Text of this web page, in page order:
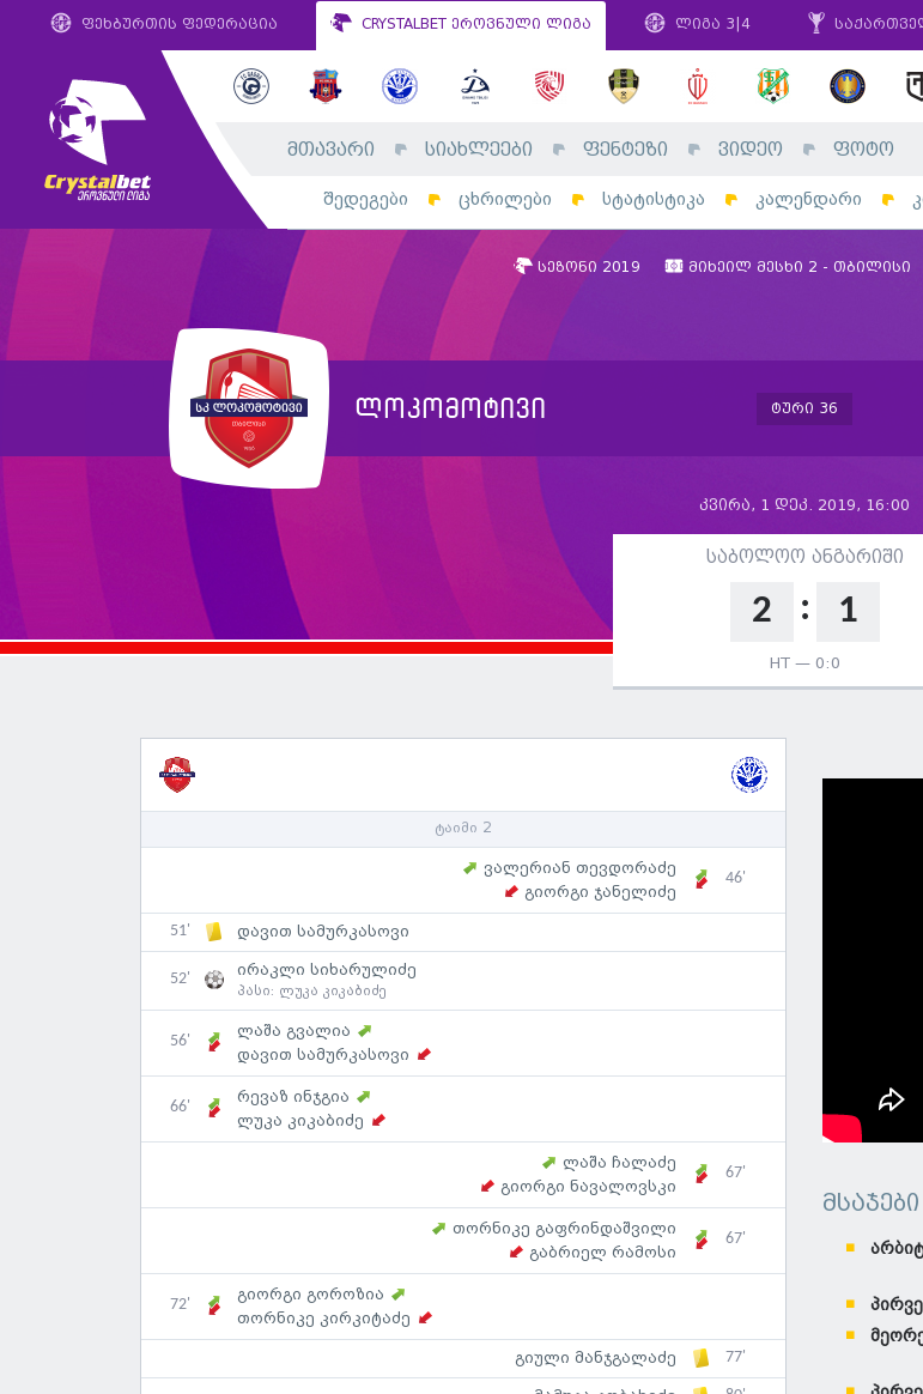
ფეხბურთის ფედერაცია CRYSTALBET ეროვნული ლიგა ლიგა 3|4
მთავარი სიახლეები ფენტეზი ვიდეო ფოტო
შედეგები ცხრილები სტატისტიკა კალენდარი
სეზონი 2019 მიხეილ მესხი 2 - თბილისი
ლოკომოტივი ტური 36
კვირა, 1 დეკ. 2019, 16:00
საბოლოო ანგარიში
2 : 1
HT — 0:0
ტაიმი 2
ვალერიან თევდორაძე
გიორგი ჯანელიძე
46'
51' დავით სამურკასოვი
52' ირაკლი სიხარულიძე
პასი: ლუკა კიკაბიძე
56'
ლაშა გვალია
დავით სამურკასოვი
66'
რევაზ ინჯგია
ლუკა კიკაბიძე
ლაშა ჩალაძე
გიორგი ნავალოვსკი
67'
თორნიკე გაფრინდაშვილი
გაბრიელ რამოსი
67'
72'
გიორგი გოროზია
თორნიკე კირკიტაძე
გიული მანჯგალაძე 77'
მსაჯები